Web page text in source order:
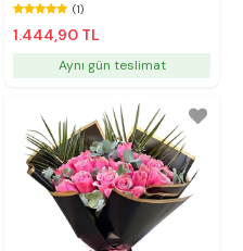
(1)
1.444,90 TL
Aynı gün teslimat